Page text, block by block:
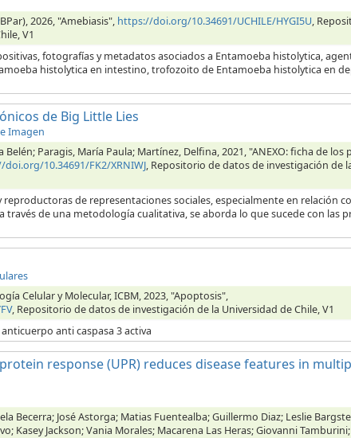
2026, "Amebiasis", https://doi.org/10.34691/UCHILE/HYGI5U,
V1
fotografías y metadatos asociados a Entamoeba histolytica,
histolytica en intestino, trofozoito de Entamoeba histolytica en
de Big Little Lies
Imagen
Paragis, María Paula; Martínez, Delfina, 2021, "ANEXO: ficha de los
10.34691/FK2/XRNIWJ, Repositorio de datos de investigación de
de representaciones sociales, especialmente en relación
través de una metodología cualitativa, se aborda lo que sucede con las
Celular y Molecular, ICBM, 2023, "Apoptosis",
, Repositorio de datos de investigación de la Universidad de Chile, V1
anti caspasa 3 activa
response (UPR) reduces disease features in
Becerra; José Astorga; Matias Fuentealba; Guillermo Diaz; Leslie
Kasey Jackson; Vania Morales; Macarena Las Heras; Giovanni